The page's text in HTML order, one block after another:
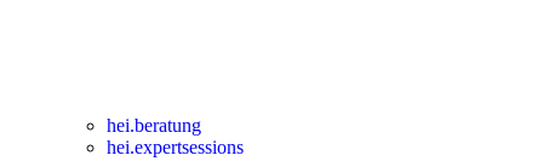
hei.beratung
hei.expertsessions